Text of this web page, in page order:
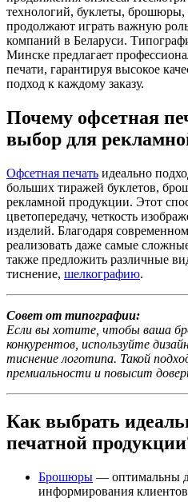
технологий, буклеты, брошюры,
продолжают играть важную
компаний в Беларуси.
Минске предлагает
печати, гарантируя высокое
подход к каждому заказу.
Почему офсетная
выбор для
Офсетная печать идеально
больших тиражей буклетов,
рекламной продукции. Этот
цветопередачу, четкость
изделий. Благодаря
реализовать даже самые
также предложить различные
тиснение, шелкографию.
Совет от типографии:
Если вы хотите, чтобы ваша
конкурентов, используйте
тиснение логотипа. Такой
премиальности и повысит
Как выбрать
печатной
Брошюры — оптимальны
информирования